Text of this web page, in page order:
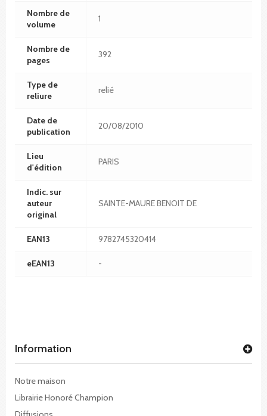
Nombre de
volume
1
Nombre de
pages
392
Type de
reliure
relié
Date de
publication
20/08/2010
Lieu
d'édition
PARIS
Indic. sur
auteur
original
SAINTE-MAURE BENOIT DE
EAN13 9782745320414
eEAN13 -
Information
Notre maison
Librairie Honoré Champion